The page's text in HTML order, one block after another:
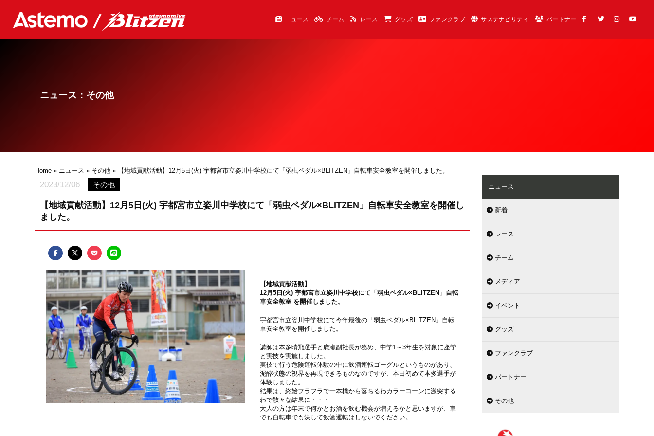
ニュース チーム レース グッズ ファンクラブ サステナビリティ パートナー
ニュース：その他
Home » ニュース » その他 » 【地域貢献活動】12月5日(火) 宇都宮市立姿川中学校にて「弱虫ペダル×BLITZEN」自転車安全教室を開催しました。
2023/12/06 その他
【地域貢献活動】12月5日(火) 宇都宮市立姿川中学校にて「弱虫ペダル×BLITZEN」自転車安全教室を開催し
ました。
【地域貢献活動】
12月5日(火) 宇都宮市立姿川中学校にて「弱虫ペダル×BLITZEN」自転
車安全教室 を開催しました。
宇都宮市立姿川中学校にて今年最後の「弱虫ペダル×BLITZEN」自転
車安全教室を開催しました。
講師は本多晴飛選手と廣瀬副社長が務め、中学1～3年生を対象に座学
と実技を実施しました。
実技で行う危険運転体験の中に飲酒運転ゴーグルというものがあり、
泥酔状態の視界を再現できるものなのですが、本日初めて本多選手が
体験しました。
結果は、終始フラフラで一本橋から落ちるわカラーコーンに激突する
わで散々な結果に・・・
大人の方は年末で何かとお酒を飲む機会が増えるかと思いますが、車
でも自転車でも決して飲酒運転はしないでください。
ニュース
新着
レース
チーム
メディア
イベント
グッズ
ファンクラブ
パートナー
その他